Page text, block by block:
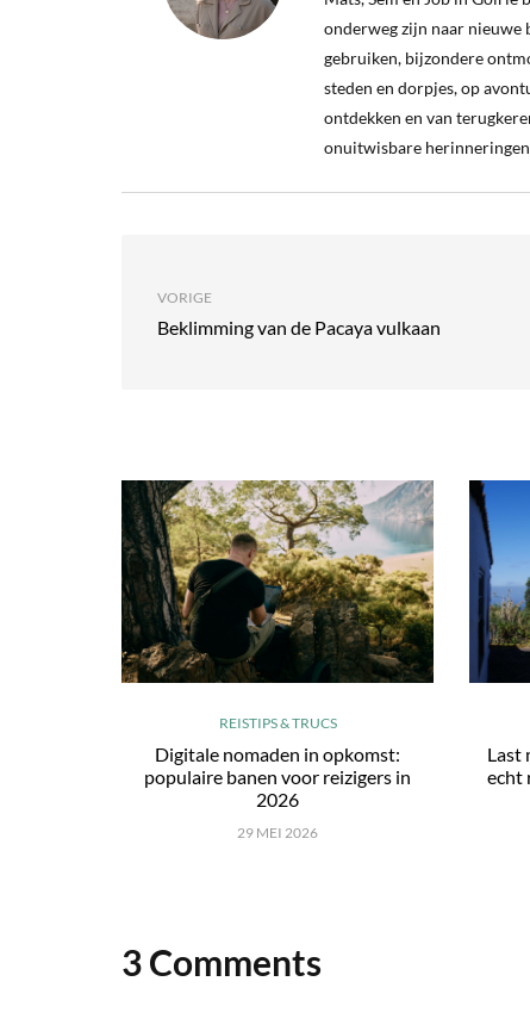
onderweg zijn naar nieuwe
gebruiken, bijzondere
steden en dorpjes, op
ontdekken en van
onuitwisbare
VORIGE
Beklimming van de Pacaya vulkaan
REISTIPS & TRUCS
Digitale nomaden in opkomst:
populaire banen voor reizigers in
2026
29 MEI 2026
Last
echt
3 Comments